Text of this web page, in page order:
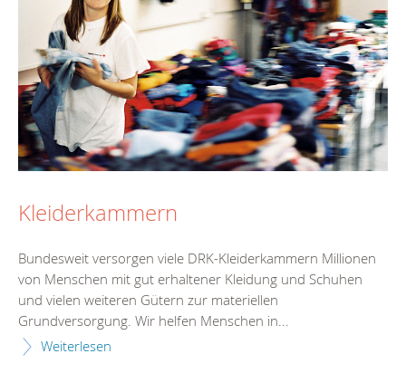
Kleiderkammern
Bundesweit versorgen viele DRK-Kleiderkammern Millionen
von Menschen mit gut erhaltener Kleidung und Schuhen
und vielen weiteren Gütern zur materiellen
Grundversorgung. Wir helfen Menschen in...
Weiterlesen